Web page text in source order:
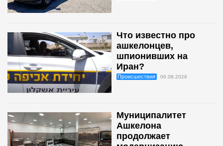
Что известно про
ашкелонцев,
шпионивших на
Иран?
Происшествия 06.08.2026
Муниципалитет
Ашкелона
продолжает